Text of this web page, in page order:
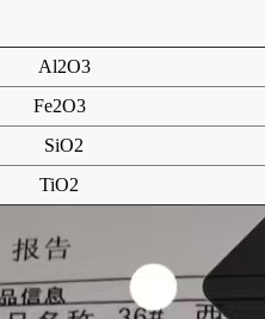
Al2O3
Fe2O3
SiO2
TiO2